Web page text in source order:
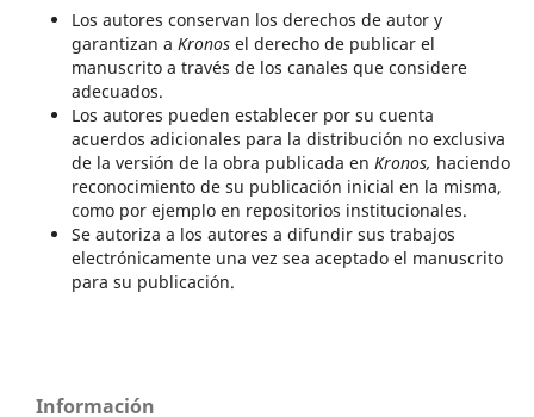
Los autores conservan los derechos de autor y
garantizan a Kronosel derecho de publicar el
manuscrito a través de los canales que considere
adecuados.
Los autores pueden establecer por su cuenta
acuerdos adicionales para la distribución no exclusiva
de la versión de la obra publicada en Kronos, haciendo
reconocimiento de su publicación inicial en la misma,
como por ejemplo en repositorios institucionales.
Se autoriza a los autores a difundir sus trabajos
electrónicamente una vez sea aceptado el manuscrito
para su publicación.
Información